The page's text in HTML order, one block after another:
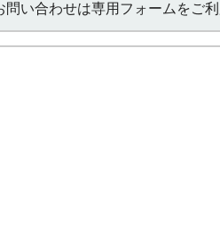
問い合わせは専用フォームをご利